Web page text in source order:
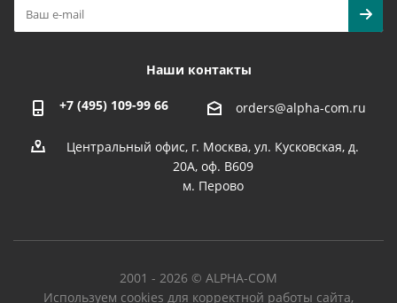
Наши контакты
+7 (495) 109-99 66 orders@alpha-com.ru
Центральный офис, г. Москва, ул. Кусковская, д.
20А, оф. В609
м. Перово
2001 - 2026 © ALPHA-COM
Используем cookies для корректной работы сайта,